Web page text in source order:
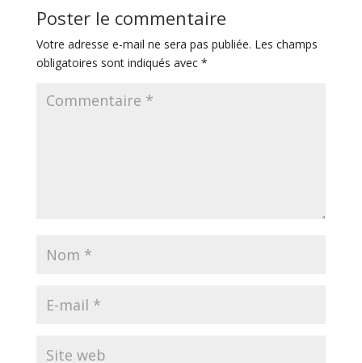
Poster le commentaire
Votre adresse e-mail ne sera pas publiée. Les champs
obligatoires sont indiqués avec *